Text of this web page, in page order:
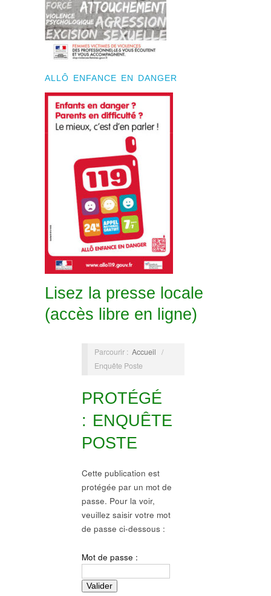
ALLÔ ENFANCE EN DANGER
Lisez la presse locale
(accès libre en ligne)
Parcourir : Accueil /
Enquête Poste
PROTÉGÉ
: ENQUÊTE
POSTE
Cette publication est
protégée par un mot de
passe. Pour la voir,
veuillez saisir votre mot
de passe ci-dessous :
Mot de passe :